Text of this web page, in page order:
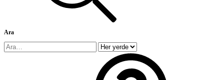
Ara